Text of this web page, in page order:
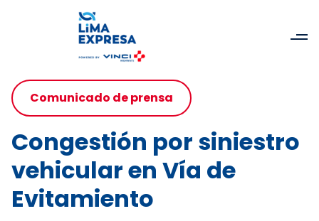
Comunicado de prensa
Congestión por siniestro
vehicular en Vía de
Evitamiento